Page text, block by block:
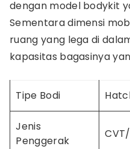
dengan model bodykit
Sementara dimensi
ruang yang lega di
kapasitas bagasinya
Tipe Bodi
Jenis
Penggerak